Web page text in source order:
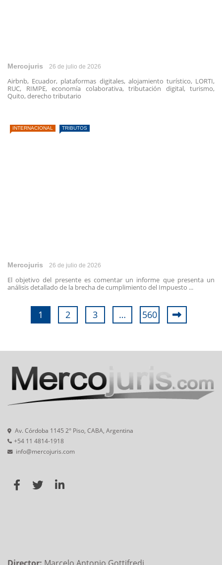
Mercojuris 26 de julio de 2026
Airbnb, Ecuador, plataformas digitales, alojamiento turístico, LORTI,
RUC, RIMPE, economía colaborativa, tributación digital, turismo,
Quito, derecho tributario
INTERNACIONAL TRIBUTOS
Mercojuris 26 de julio de 2026
El objetivo del presente es comentar un informe que presenta un
análisis detallado de la brecha de cumplimiento del Impuesto ...
1 2 3 … 560
Av. Córdoba 1145 2° Piso, CABA, Argentina
+54 11 4814-1918
info@mercojuris.com